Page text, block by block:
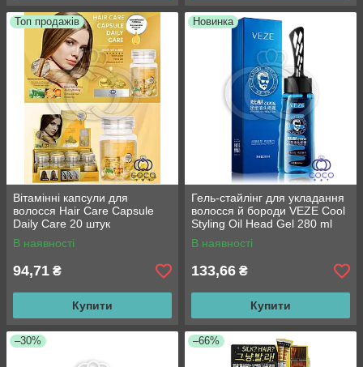
Топ продажів
Вітамінні капсули для
волосся Hair Care Capsule
Daily Care 20 штук
В наявності
94,71 ₴
Купити
Новинка
Гель-стайлінг для укладання
волосся й бороди VEZE Cool
Styling Oil Head Gel 280 ml
В наявності
133,66 ₴
Купити
–30% –66%